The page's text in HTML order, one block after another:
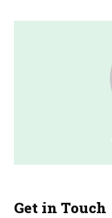
Get in Touch